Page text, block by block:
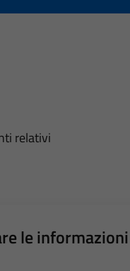
relativi
le